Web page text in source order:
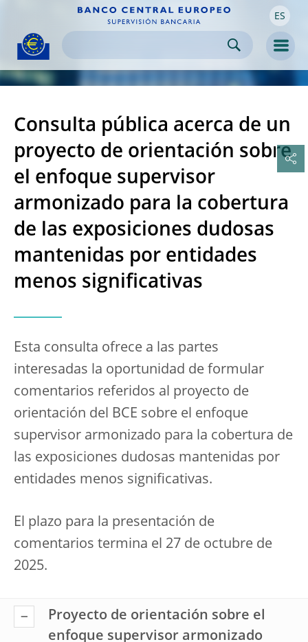
navigation
Skip to
content ES
Consulta pública acerca de un
proyecto de orientación sobre
el enfoque supervisor
armonizado para la cobertura
de las exposiciones dudosas
mantenidas por entidades
menos significativas
Esta consulta ofrece a las partes
interesadas la oportunidad de formular
comentarios referidos al proyecto de
orientación del BCE sobre el enfoque
supervisor armonizado para la cobertura de
las exposiciones dudosas mantenidas por
entidades menos significativas.
El plazo para la presentación de
comentarios termina el 27 de octubre de
2025.
Proyecto de orientación sobre el
enfoque supervisor armonizado